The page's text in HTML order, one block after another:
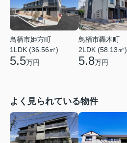
鳥栖市姫方町
1LDK (36.56㎡)
5.5万円
鳥栖市轟木町
2LDK (58.13㎡)
5.8万円
よく見られている物件